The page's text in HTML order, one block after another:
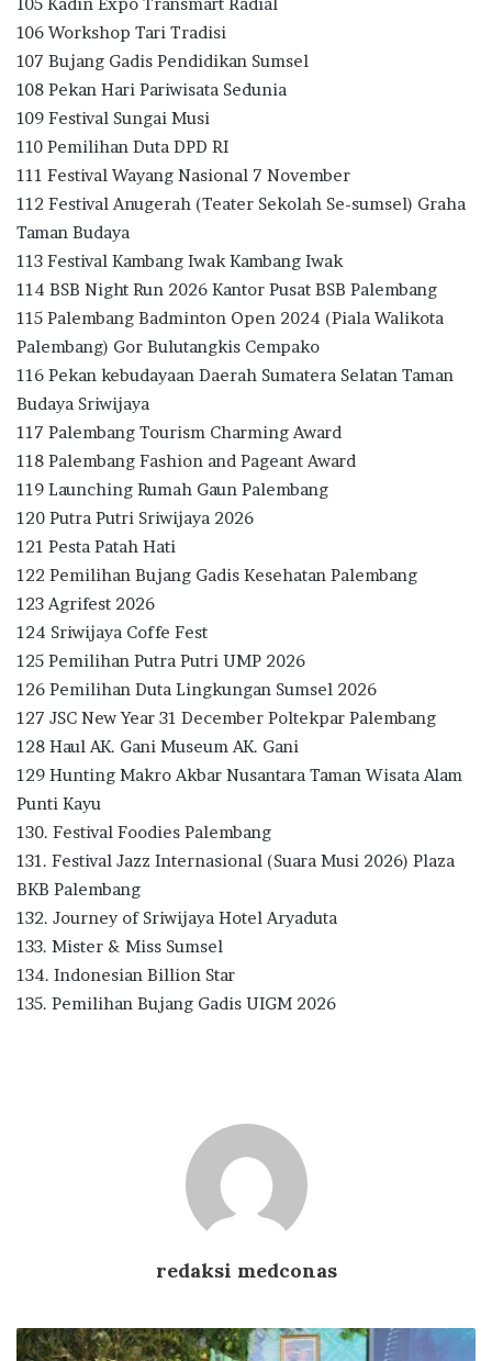
106 Workshop Tari Tradisi
107 Bujang Gadis Pendidikan Sumsel
108 Pekan Hari Pariwisata Sedunia
109 Festival Sungai Musi
110 Pemilihan Duta DPD RI
111 Festival Wayang Nasional 7 November
112 Festival Anugerah (Teater Sekolah Se-sumsel) Graha
Taman Budaya
113 Festival Kambang Iwak Kambang Iwak
114 BSB Night Run 2026 Kantor Pusat BSB Palembang
115 Palembang Badminton Open 2024 (Piala Walikota
Palembang) Gor Bulutangkis Cempako
116 Pekan kebudayaan Daerah Sumatera Selatan Taman
Budaya Sriwijaya
117 Palembang Tourism Charming Award
118 Palembang Fashion and Pageant Award
119 Launching Rumah Gaun Palembang
120 Putra Putri Sriwijaya 2026
121 Pesta Patah Hati
122 Pemilihan Bujang Gadis Kesehatan Palembang
123 Agrifest 2026
124 Sriwijaya Coffe Fest
125 Pemilihan Putra Putri UMP 2026
126 Pemilihan Duta Lingkungan Sumsel 2026
127 JSC New Year 31 December Poltekpar Palembang
128 Haul AK. Gani Museum AK. Gani
129 Hunting Makro Akbar Nusantara Taman Wisata Alam
Punti Kayu
130. Festival Foodies Palembang
131. Festival Jazz Internasional (Suara Musi 2026) Plaza
BKB Palembang
132. Journey of Sriwijaya Hotel Aryaduta
133. Mister & Miss Sumsel
134. Indonesian Billion Star
135. Pemilihan Bujang Gadis UIGM 2026
redaksi medconas